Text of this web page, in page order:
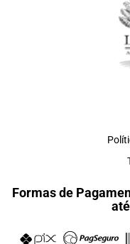
Formas de